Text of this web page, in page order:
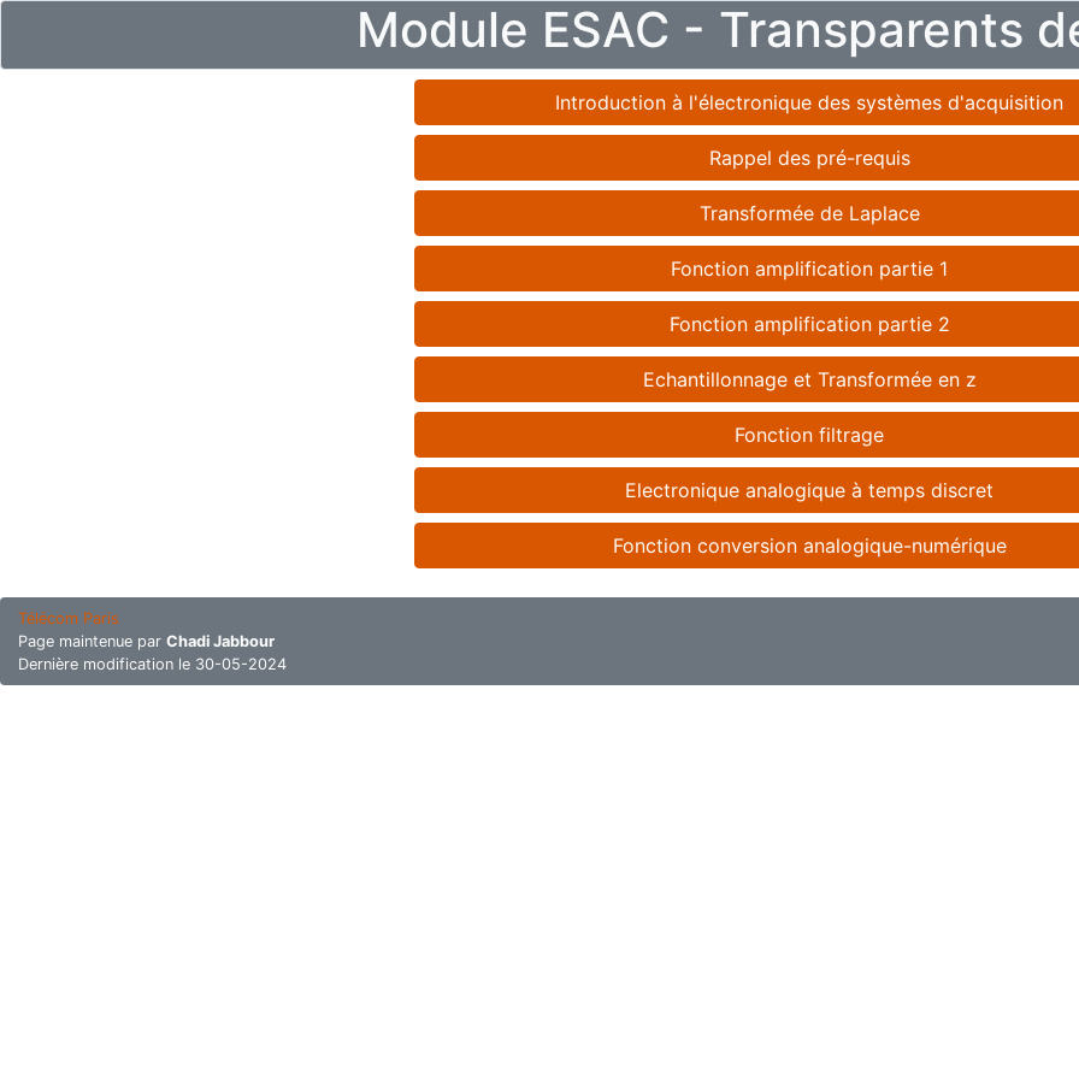
Module ESAC - Transparents
Introduction à l'électronique des systèmes d'acquisition
Rappel des pré-requis
Transformée de Laplace
Fonction amplification partie 1
Fonction amplification partie 2
Echantillonnage et Transformée en z
Fonction filtrage
Electronique analogique à temps discret
Fonction conversion analogique-numérique
Télécom Paris
Page maintenue par Chadi Jabbour
Dernière modification le 30-05-2024